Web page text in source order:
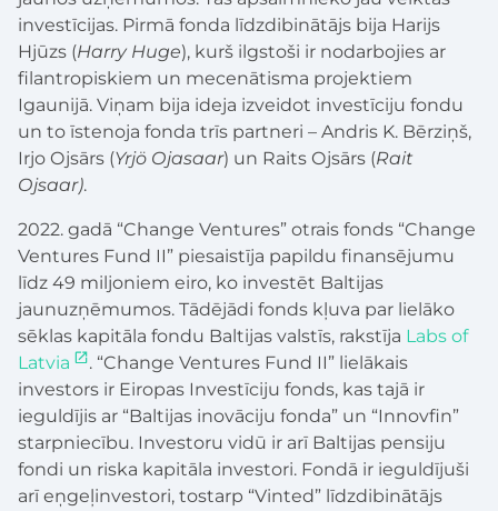
investīcijas. Pirmā fonda līdzdibinātājs bija Harijs
Hjūzs (Harry Huge), kurš ilgstoši ir nodarbojies ar
filantropiskiem un mecenātisma projektiem
Igaunijā. Viņam bija ideja izveidot investīciju fondu
un to īstenoja fonda trīs partneri – Andris K. Bērziņš,
Irjo Ojsārs (Yrjö Ojasaar) un Raits Ojsārs (Rait
Ojsaar).
2022. gadā “Change Ventures” otrais fonds “Change
Ventures Fund II” piesaistīja papildu finansējumu
līdz 49 miljoniem eiro, ko investēt Baltijas
jaunuzņēmumos. Tādējādi fonds kļuva par lielāko
sēklas kapitāla fondu Baltijas valstīs, rakstīja Labs of
Latvia
. “Change Ventures Fund II” lielākais
investors ir Eiropas Investīciju fonds, kas tajā ir
ieguldījis ar “Baltijas inovāciju fonda” un “Innovfin”
starpniecību. Investoru vidū ir arī Baltijas pensiju
fondi un riska kapitāla investori. Fondā ir ieguldījuši
arī eņgeļinvestori, tostarp “Vinted” līdzdibinātājs